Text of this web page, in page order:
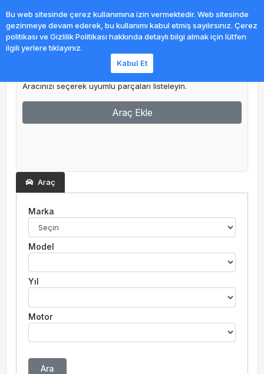
Aracınızı seçerek uyumlu parçaları listeleyin.
Araç Ekle
Araç
Marka
Model
Yıl
Motor
Ara
Bu web sitesinde çerez kullanımına izin vermektedir. Web sitesinde
gezinmeye devam ederek, bu kullanımı kabul etmiş sayılırsınız. Çerez
politikası ve Gizlilik Politikası hakkında detaylı bilgi almak için lütfen
ilgili yerlere tıklayınız.
Kabul Et